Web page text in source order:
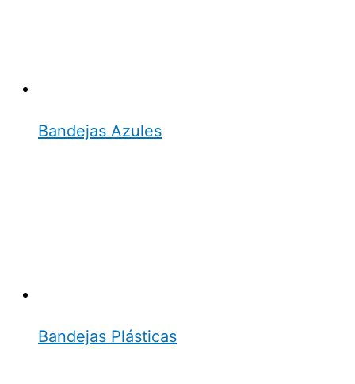
Bandejas Azules
Bandejas Plásticas